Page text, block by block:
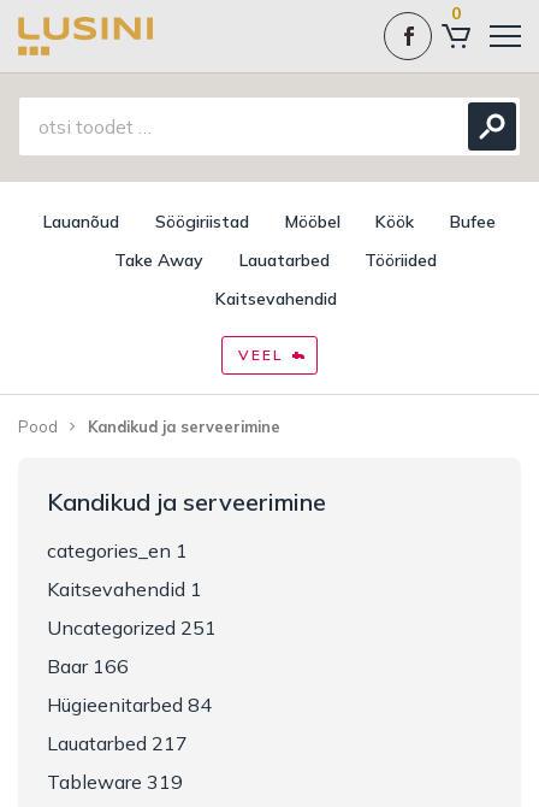
0
Lauanõud Söögiriistad Mööbel Köök
Bufee
Take Away
Lauatarbed
Tööriided
Kaitsevahendid
VEEL
Pood Kandikud ja serveerimine
Kandikud ja serveerimine
categories_en 1
Kaitsevahendid 1
Uncategorized 251
Baar 166
Hügieenitarbed 84
Lauatarbed 217
Tableware 319